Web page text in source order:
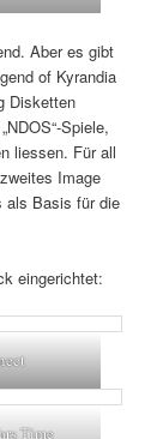
Aber es gibt
of Kyrandia
Disketten
Spiele,
liessen. Für all
Image
als Basis für die
eingerichtet:
Time